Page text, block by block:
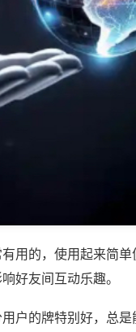
用的，使用起来简
好友间互动乐趣。
户的牌特别好，总